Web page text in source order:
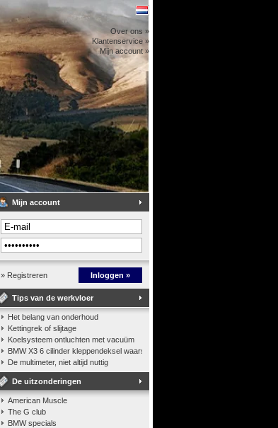
Over ons »
Klantenservice »
Mijn account »
Mijn account
» Registreren Inloggen »
Tips van de werkvloer
Het belang van onderhoud
Kettingrek of slijtage
Koelsysteem ontluchten met vacuüm
BMW X3 6 cilinder kleppendeksel waarshuwing
De multimeter, niet altijd nuttig
De uitzonderingen
American Muscle
The G club
BMW specials